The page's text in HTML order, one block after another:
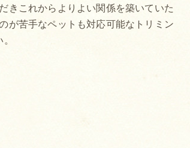
きこれからよりよい関係を築いていた
が苦手なペットも対応可能なトリミン